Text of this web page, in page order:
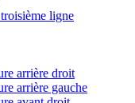
ligne
arrière droit
arrière gauche